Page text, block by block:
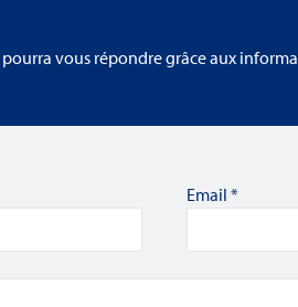
vous répondre grâce aux
Email *